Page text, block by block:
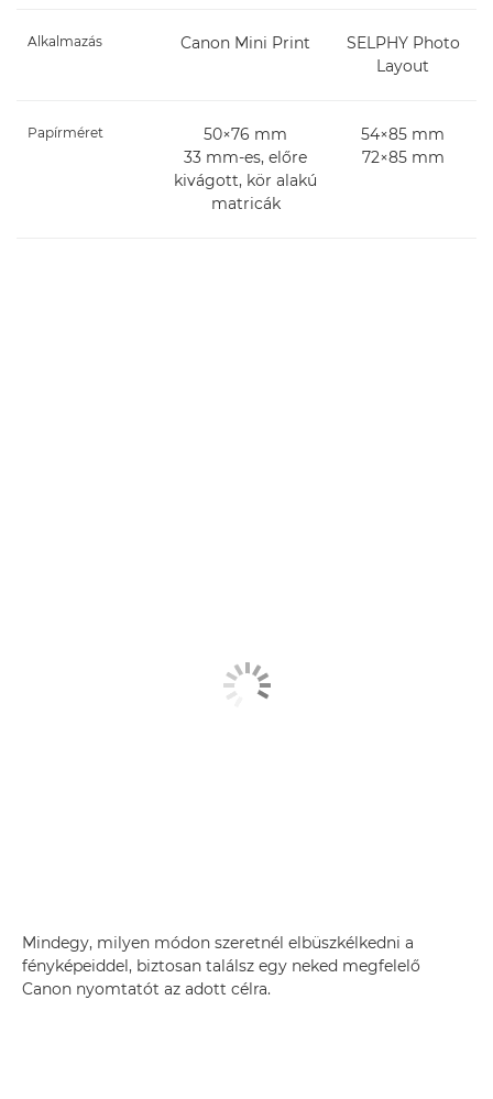
Alkalmazás Canon Mini Print
SELPHY Photo
Layout
Papírméret
50×76 mm
33 mm-es, előre
kivágott, kör alakú
matricák
54×85 mm
72×85 mm
Mindegy, milyen módon szeretnél elbüszkélkedni a
fényképeiddel, biztosan találsz egy neked megfelelő
Canon nyomtatót az adott célra.